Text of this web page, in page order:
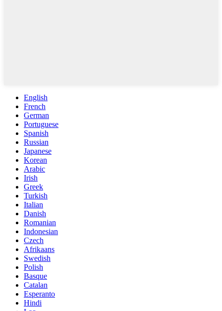
English
French
German
Portuguese
Spanish
Russian
Japanese
Korean
Arabic
Irish
Greek
Turkish
Italian
Danish
Romanian
Indonesian
Czech
Afrikaans
Swedish
Polish
Basque
Catalan
Esperanto
Hindi